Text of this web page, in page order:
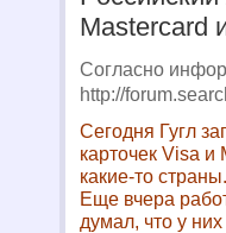
Mastercard
Согласно
http://
Сегодня Гугл
карточек Visa
какие-то
Еще вчера
думал, что у